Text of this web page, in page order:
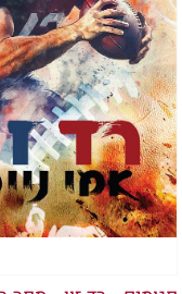
"הספר
יודעים
כך
הכיסא;
חלפו
ואז
ארבע.
ואז הגב
מה שהיה